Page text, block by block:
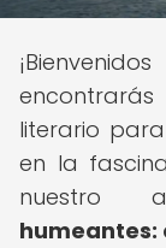
literario
en la
nuestro
humeantes: